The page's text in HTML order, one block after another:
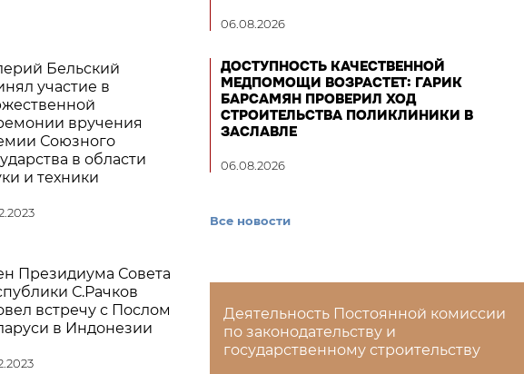
Бельский
участие в
вручения
Союзного
в области
и техники
Президиума Совета
С.Рачков
встречу с Послом
в Индонезии
06.08.2026
ДОСТУПНОСТЬ КАЧЕСТВЕННОЙ
МЕДПОМОЩИ ВОЗРАСТЕТ: ГАРИК
БАРСАМЯН ПРОВЕРИЛ ХОД
СТРОИТЕЛЬСТВА ПОЛИКЛИНИКИ В
ЗАСЛАВЛЕ
06.08.2026
Все новости
Деятельность Постоянной комиссии
по законодательству и
государственному строительству